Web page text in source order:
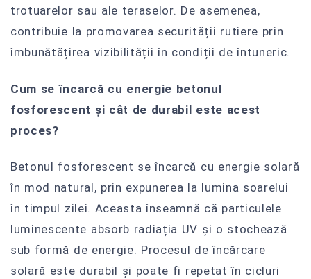
trotuarelor sau ale teraselor. De asemenea,
contribuie la promovarea securității rutiere prin
îmbunătățirea vizibilității în condiții de întuneric.
Cum se încarcă cu energie betonul
fosforescent și cât de durabil este acest
proces?
Betonul fosforescent se încarcă cu energie solară
în mod natural, prin expunerea la lumina soarelui
în timpul zilei. Aceasta înseamnă că particulele
luminescente absorb radiația UV și o stochează
sub formă de energie. Procesul de încărcare
solară este durabil și poate fi repetat în cicluri